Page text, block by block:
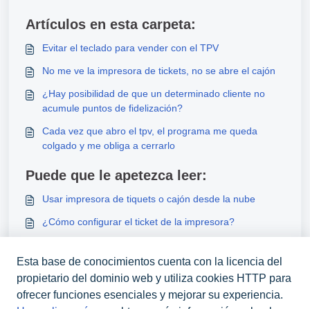
Artículos en esta carpeta:
Evitar el teclado para vender con el TPV
No me ve la impresora de tickets, no se abre el cajón
¿Hay posibilidad de que un determinado cliente no
acumule puntos de fidelización?
Cada vez que abro el tpv, el programa me queda
colgado y me obliga a cerrarlo
Puede que le apetezca leer:
Usar impresora de tiquets o cajón desde la nube
¿Cómo configurar el ticket de la impresora?
Facturar Ticket de caja
Esta base de conocimientos cuenta con la licencia del
propietario del dominio web y utiliza cookies HTTP para
ofrecer funciones esenciales y mejorar su experiencia.